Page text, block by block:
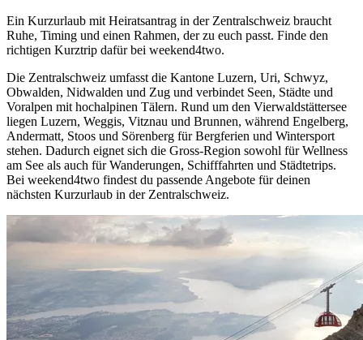
Ein Kurzurlaub mit Heiratsantrag in der Zentralschweiz braucht
Ruhe, Timing und einen Rahmen, der zu euch passt. Finde den
richtigen Kurztrip dafür bei weekend4two.
Die Zentralschweiz umfasst die Kantone Luzern, Uri, Schwyz,
Obwalden, Nidwalden und Zug und verbindet Seen, Städte und
Voralpen mit hochalpinen Tälern. Rund um den Vierwaldstättersee
liegen Luzern, Weggis, Vitznau und Brunnen, während Engelberg,
Andermatt, Stoos und Sörenberg für Bergferien und Wintersport
stehen. Dadurch eignet sich die Gross-Region sowohl für Wellness
am See als auch für Wanderungen, Schifffahrten und Städtetrips.
Bei weekend4two findest du passende Angebote für deinen
nächsten Kurzurlaub in der Zentralschweiz.